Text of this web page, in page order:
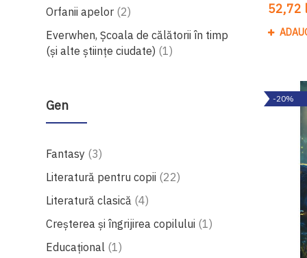
Orfanii apelor 2produse
Everwhen, Școala de călătorii în timp
(și alte științe ciudate) 1produs
Gen
Fantasy 3produse
Literatură pentru copii 22produse
Literatură clasică
4produse
Creșterea și îngrijirea copilului 1produs
Educațional 1produs
52,72
-20%